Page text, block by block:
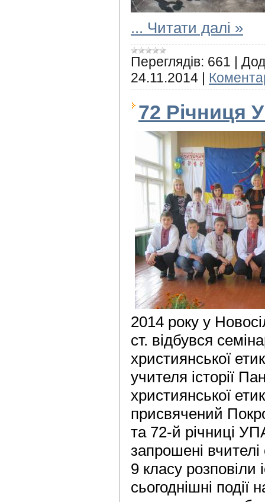
... Читати далі »
Переглядів: 661
24.11.2014
72 Річниця
2014 року у
ст. відбувся
християнської
учителя історії
християнської
присвячений
та 72-й річниці
запрошені вчителі
9 класу розповіли
сьогоднішні події